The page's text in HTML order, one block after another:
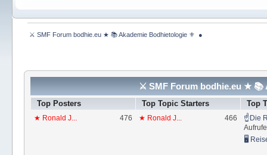
⚔ SMF Forum bodhie.eu ★ 📚 Akademie Bodhietologie ⚜  ●
⚔ SMF Forum bodhie.eu ★ 📚
Top Posters Top Topic Starters Top
★ Ronald J... 476 ★ Ronald J... 466
☝Die
Aufrufe
🖥